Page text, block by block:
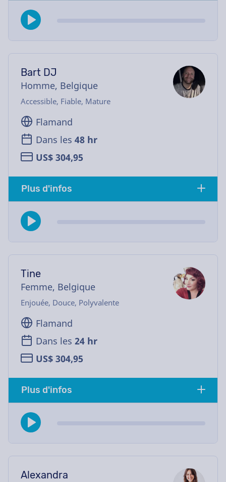
Bart DJ
Homme, Belgique
Accessible, Fiable, Mature
Flamand
Dans les 48 hr
US$ 304,95
Plus d'infos
Tine
Femme, Belgique
Enjouée, Douce, Polyvalente
Flamand
Dans les 24 hr
US$ 304,95
Plus d'infos
Alexandra